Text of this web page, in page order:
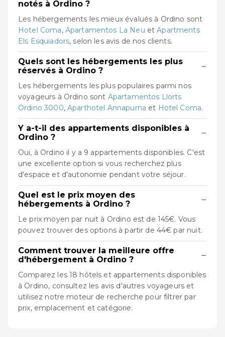
notés à Ordino ?
Les hébergements les mieux évalués à Ordino sont
Hotel Coma, Apartamentos La Neu etApartments
Els Esquiadors, selon les avis de nos clients.
Quels sont les hébergements les plus
réservés à Ordino ?
−
Les hébergements les plus populaires parmi nos
voyageurs à Ordino sont Apartamentos Llorts
Ordino 3000, Aparthotel Annapurna et Hotel Coma.
Y a-t-il des appartements disponibles à
Ordino ?
−
Oui, à Ordino il y a 9 appartements disponibles. C'est
une excellente option si vous recherchez plus
d'espace et d'autonomie pendant votre séjour.
Quel est le prix moyen des
hébergements à Ordino ?
−
Le prix moyen par nuit à Ordino est de 145€. Vous
pouvez trouver des options à partir de 44€ par nuit.
Comment trouver la meilleure offre
d'hébergement à Ordino ?
−
Comparez les 18 hôtels et appartements disponibles
à Ordino, consultez les avis d'autres voyageurs et
utilisez notre moteur de recherche pour filtrer par
prix, emplacement et catégorie.